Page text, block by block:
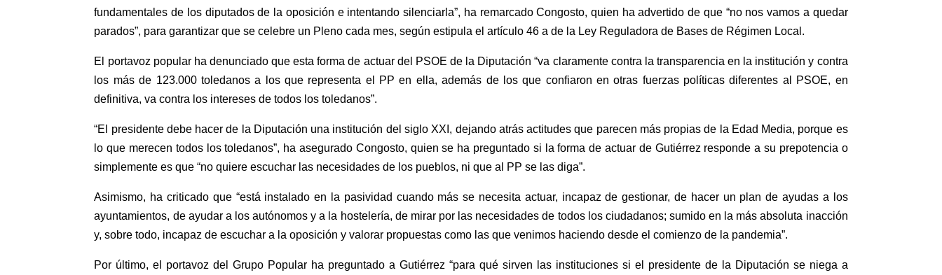
fundamentales de los diputados de la oposición e intentando silenciarla”, ha remarcado Congosto, quien ha advertido de que “no nos vamos a quedar
parados”, para garantizar que se celebre un Pleno cada mes, según estipula el artículo 46 a de la Ley Reguladora de Bases de Régimen Local.
El portavoz popular ha denunciado que esta forma de actuar del PSOE de la Diputación “va claramente contra la transparencia en la institución y contra
los más de 123.000 toledanos a los que representa el PP en ella, además de los que confiaron en otras fuerzas políticas diferentes al PSOE, en
definitiva, va contra los intereses de todos los toledanos”.
“El presidente debe hacer de la Diputación una institución del siglo XXI, dejando atrás actitudes que parecen más propias de la Edad Media, porque es
lo que merecen todos los toledanos”, ha asegurado Congosto, quien se ha preguntado si la forma de actuar de Gutiérrez responde a su prepotencia o
simplemente es que “no quiere escuchar las necesidades de los pueblos, ni que al PP se las diga”.
Asimismo, ha criticado que “está instalado en la pasividad cuando más se necesita actuar, incapaz de gestionar, de hacer un plan de ayudas a los
ayuntamientos, de ayudar a los autónomos y a la hostelería, de mirar por las necesidades de todos los ciudadanos; sumido en la más absoluta inacción
y, sobre todo, incapaz de escuchar a la oposición y valorar propuestas como las que venimos haciendo desde el comienzo de la pandemia”.
Por último, el portavoz del Grupo Popular ha preguntado a Gutiérrez “para qué sirven las instituciones si el presidente de la Diputación se niega a